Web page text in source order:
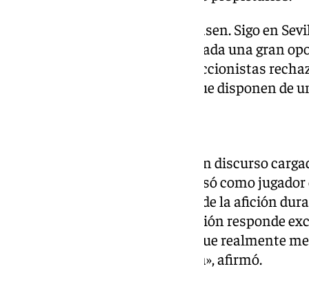
«A mí me gustaría que me llamasen. Sigo en
que nuestra oferta sea considerada una gran
exfutbolista afirmó que, si los accionistas
propuesta, espera que sea porque disponen de
La intervención concluyó con un discurso
en el que se formó y al que regresó como
apoyo recibido por buena parte de la afición
que su implicación en la operación responde
emocionales y deportivos. «Lo que realmente
oportunidad de ayudar al Sevilla», afirmó.